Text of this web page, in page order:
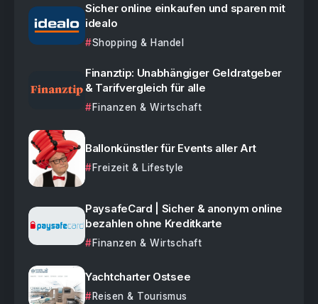
Sicher online einkaufen und sparen mit
idealo
Shopping & Handel
Finanztip: Unabhängiger Geldratgeber
& Tarifvergleich für alle
Finanzen & Wirtschaft
Ballonkünstler für Events aller Art
Freizeit & Lifestyle
PaysafeCard | Sicher & anonym online
bezahlen ohne Kreditkarte
Finanzen & Wirtschaft
Yachtcharter Ostsee
Reisen & Tourismus